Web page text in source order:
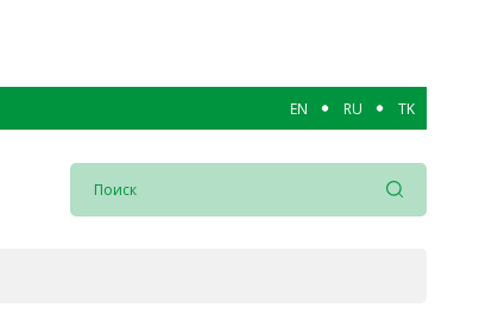
EN RU TK